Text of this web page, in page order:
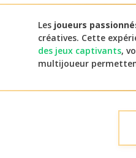
Les joueurs
créatives. Cette
des jeux captivants,
multijoueur